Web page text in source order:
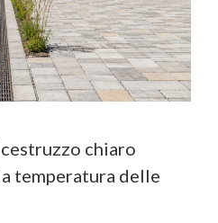
chiaro
temperatura delle